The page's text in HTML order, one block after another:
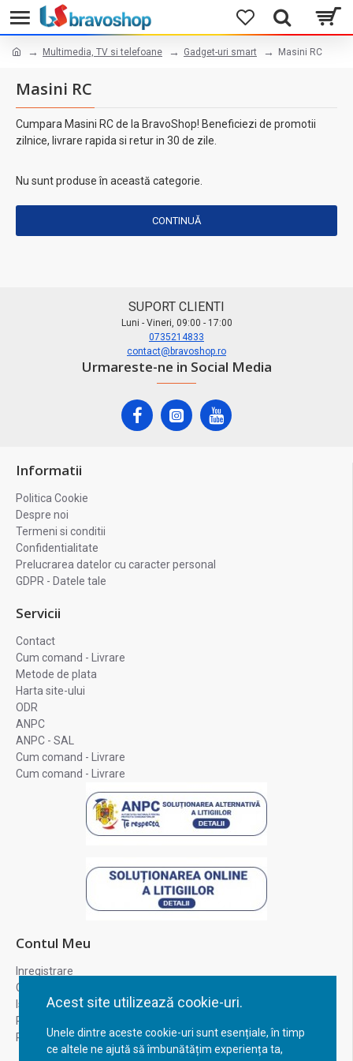
Acest site utilizează cookie-uri.
Unele dintre aceste cookie-uri sunt esențiale, în timp
ce altele ne ajută să îmbunătățim experiența ta,
Multimedia, TV si telefoane Gadget-uri smart Masini RC
Masini RC
Cumpara Masini RC de la BravoShop! Beneficiezi de promotii
zilnice, livrare rapida si retur in 30 de zile.
Nu sunt produse în această categorie.
CONTINUĂ
SUPORT CLIENTI
Luni - Vineri, 09:00 - 17:00
0735214833
contact@bravoshop.ro
Urmareste-ne in Social Media
Informatii
Politica Cookie
Despre noi
Termeni si conditii
Confidentialitate
Prelucrarea datelor cu caracter personal
GDPR - Datele tale
Servicii
Contact
Cum comand - Livrare
Metode de plata
Harta site-ului
ODR
ANPC
ANPC - SAL
Cum comand - Livrare
Cum comand - Livrare
Contul Meu
Inregistrare
Contul meu
Istoric comenzi
Recuperare parola
Returnare produs